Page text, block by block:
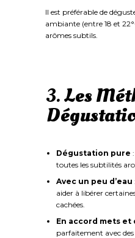
Il est préférable de
ambiante (entre 18 et
arômes subtils.
3.Les
Dégustation pure
toutes les subtilités
Avec un peu d’eau
aider à libérer
cachées.
En accord mets et
parfaitement avec des